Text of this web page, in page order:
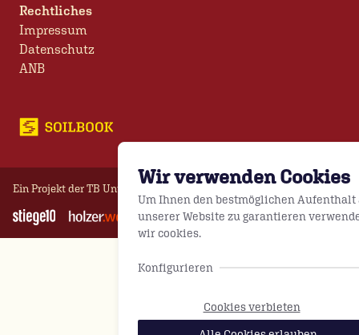
Rechtliches
Impressum
Datenschutz
ANB
Ein Projekt derTB Unterfrauner GmbH
Wir verwenden Cookies
Um Ihnen den bestmöglichen Aufenthalt
unserer Website zu garantieren
wir cookies.
Konfigurieren
Cookies verbieten